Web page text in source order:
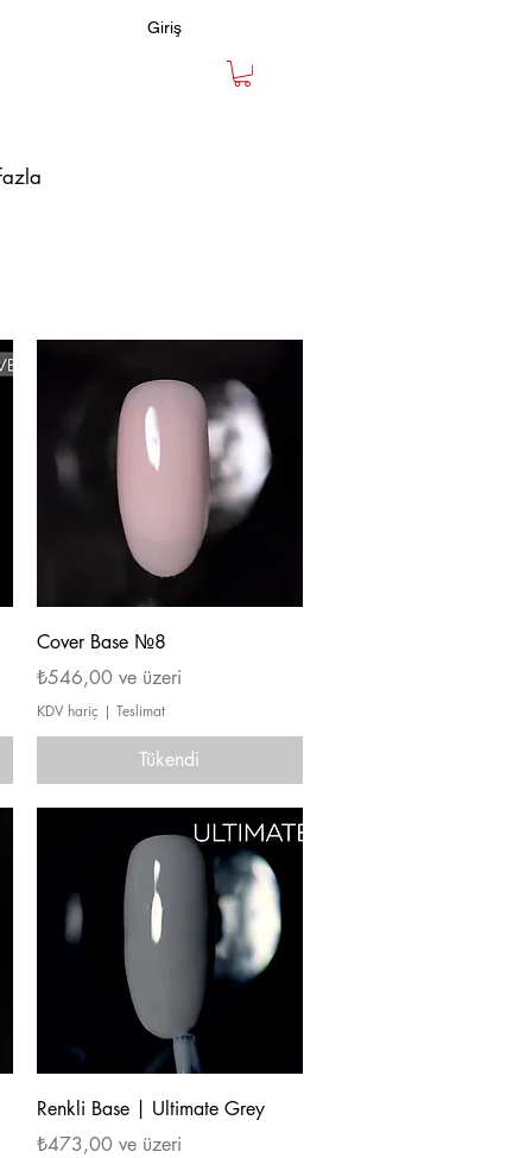
Giriş
Hızlı Bakış
Cover Base №8
₺546,00ve üzeri
İndirimli Fiyat
KDV hariç | Teslimat
Tükendi
Hızlı Bakış
Renkli Base | Ultimate Grey
₺473,00ve üzeri
İndirimli Fiyat